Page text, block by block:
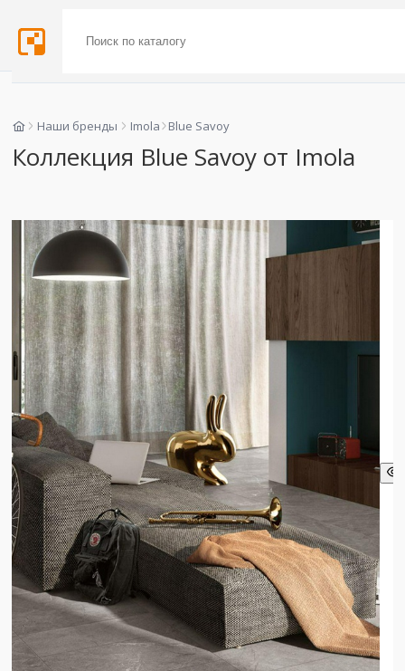
Наши бренды Imola Blue Savoy
Коллекция Blue Savoy от Imola